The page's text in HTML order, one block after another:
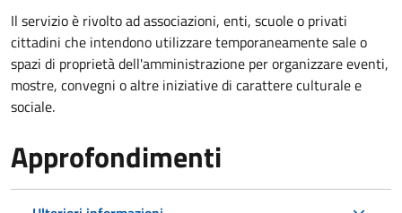
Il servizio è rivolto ad associazioni, enti, scuole o privati
cittadini che intendono utilizzare temporaneamente sale o
spazi di proprietà dell'amministrazione per organizzare eventi,
mostre, convegni o altre iniziative di carattere culturale e
sociale.
Approfondimenti